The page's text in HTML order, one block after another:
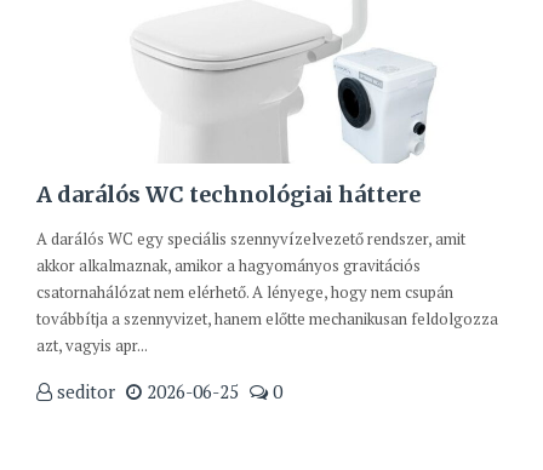
A darálós WC technológiai háttere
A darálós WC egy speciális szennyvízelvezető rendszer, amit
akkor alkalmaznak, amikor a hagyományos gravitációs
csatornahálózat nem elérhető. A lényege, hogy nem csupán
továbbítja a szennyvizet, hanem előtte mechanikusan feldolgozza
azt, vagyis apr...
seditor 2026-06-25 0